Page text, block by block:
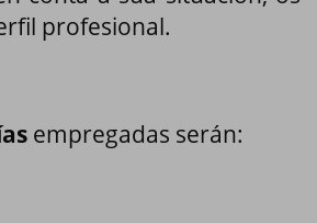
profesional.
empregadas serán: